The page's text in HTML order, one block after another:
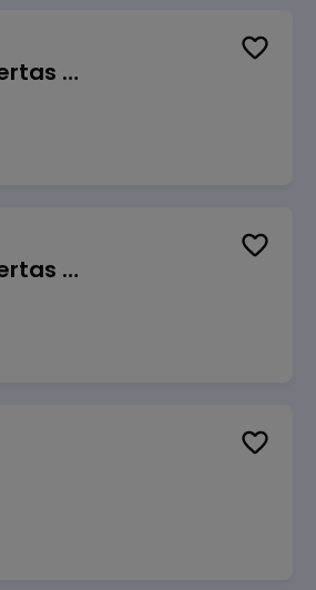
Veiklos užtikrinimo ir atitikties vyr. ekspertas (-ė) (Kaunas) (Kaunas, LT)
Veiklos užtikrinimo ir atitikties vyr. ekspertas (-ė) (Klaipėda) (Klaipėda, LT)